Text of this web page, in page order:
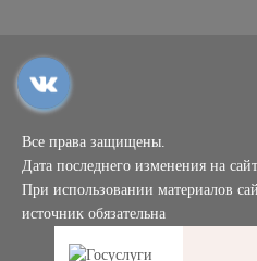
Все права защищены.
Дата последнего изменения на
При использовании материалов
источник обязательна